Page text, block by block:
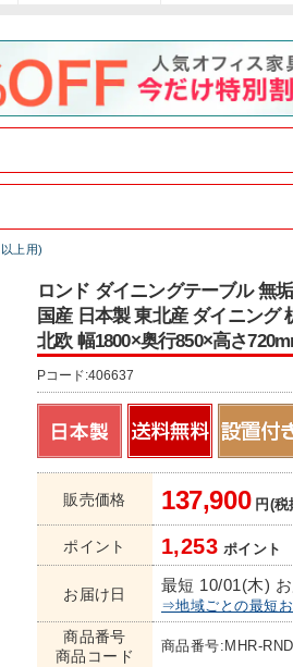
上用)
ロンド ダイニングテーブル 無
国産 日本製 東北産 ダイニング
北欧 幅1800×奥行850×高さ
Pコード:406637
販売価格 137,900円(税
ポイント 1,253 ポイント
お届け日 最短 10/01(木)
⇒地域ごとの最短
商品番号
商品コード
商品番号:MHR-